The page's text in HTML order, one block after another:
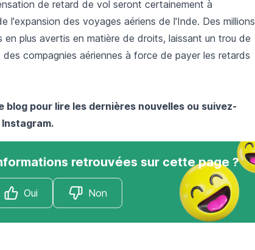
de retard de vol seront certainement à
l'expansion des voyages aériens de l'Inde. Des millions
plus avertis en matière de droits, laissant un trou de
compagnies aériennes à force de payer les retards
blog pour lire les dernières nouvelles ou suivez-
Instagram.
retrouvées sur cette page ?
Oui Non